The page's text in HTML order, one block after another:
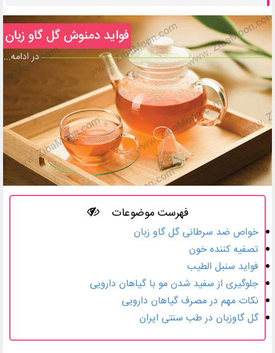
فهرست موضوعات
خواص ضد سرطانی گل گاو زبان
تصفیه کننده خون
فواید سنبل الطیب
جلوگیری از سفید شدن مو با گیاهان دارویی
نکات مهم در مصرف گیاهان دارویی
گل گاوزبان در طب سنتی ایران